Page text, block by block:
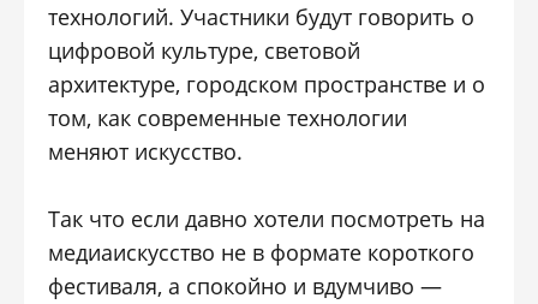
технологий. Участники будут говорить о
цифровой культуре, световой
архитектуре, городском пространстве и о
том, как современные технологии
меняют искусство.
Так что если давно хотели посмотреть на
медиаискусство не в формате короткого
фестиваля, а спокойно и вдумчиво —